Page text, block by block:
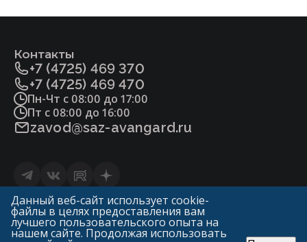
Контакты
+7 (4725) 469 370
+7 (4725) 469 470
Пн-Чт с 08:00 до 17:00
Пт с 08:00 до 16:00
zavod@saz-avangard.ru
Статьи
Политика конфиденциальности и обработки
персональных данных
Данный веб-сайт использует cookie-
файлы в целях предоставления вам
лучшего пользовательского опыта на
нашем сайте. Продолжая использовать